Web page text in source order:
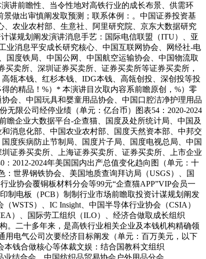
讲前瞻性、当令性地对高铁行业的成长布景、供需环
做出审慎阐发取预测；联系体例：。中国证券投资基
农业农村部、生意社、阿里研究院、京东大数据研究
谋规划阐发演讲消息手艺：国际电信联盟（ITU）、亚
业消息平安成长研究核心、中国互联网协会、网经社-电
度铁局、中国公网、中国航空运输协会、中国物流取
卖所、深圳证券买卖所、证券买卖所等证券买卖所，
瓴本钱、红杉本钱、IDG本钱、高瓴创投、深创投等投
的精品！%）* 本演讲目次取内容系前瞻原创，%）零
会、中国玩具和婴童用品协会、中国口腔洁净护理用品
无限公司经停业绩（单元：亿台币）图表54：2020-2024
瞻企业大数据平台-企查猫、国度及处所统计局、中国及
消息化部、中国农业农村部、国度天然资本部、中邦交
度疾病防止节制局、国度片子局、国度电视总局、中国
证券买卖所、上海证券买卖所、证券买卖所、上市企业
2012-2024年美国国内出产总值变化趋向图（单元：十
世界钢铁协会、美国地质查询拜访局（USGS）、国
协会覆铜板材料分会等99元“企查猫APP”VIP会员一
制电板（PCB）制制行业市场前瞻取投资计谋规划阐发
WSTS）、IC Insight、中国半导体行业协会（CSIA）
）、国际劳工组织（ILO）、经济合做取成长组织
。二十多年来，是高铁行业相关企业及本钱机构精确领
用电气公司次要经济目标阐发（单元：百万美元，以下
钱合做核心等体裁文娱：结合国教科文组织
结合会、中国纺织品贸易协会户外用品分会